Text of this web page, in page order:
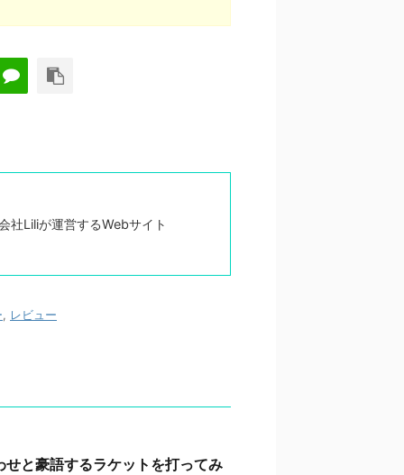
社Liliが運営するWebサイト
, レビュー
と豪語するラケットを打ってみ